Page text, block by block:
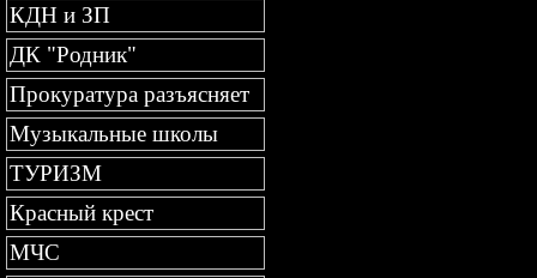
КДН и ЗП
ДК "Родник"
Прокуратура разъясняет
Музыкальные школы
ТУРИЗМ
Красный крест
МЧС